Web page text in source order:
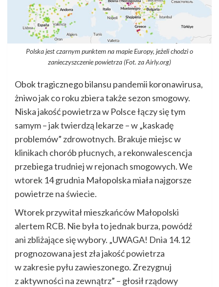
Polska jest czarnym punktem na mapie Europy, jeżeli chodzi o
zanieczyszczenie powietrza (Fot. za Airly.org)
Obok tragicznego bilansu pandemii koronawirusa,
żniwo jak co roku zbiera także sezon smogowy.
Niska jakość powietrza w Polsce łączy się tym
samym – jak twierdzą lekarze – w „kaskadę
problemów” zdrowotnych. Brakuje miejsc w
klinikach chorób płucnych, a rekonwalescencja
przebiega trudniej w rejonach smogowych. We
wtorek 14 grudnia Małopolska miała najgorsze
powietrze na świecie.
Wtorek przywitał mieszkańców Małopolski
alertem RCB. Nie była to jednak burza, powódź
ani zbliżające się wybory. „UWAGA! Dnia 14.12
prognozowana jest zła jakość powietrza
w zakresie pyłu zawieszonego. Zrezygnuj
z aktywności na zewnątrz” – głosił rządowy